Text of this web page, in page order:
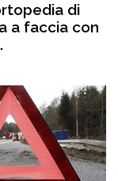
di
con